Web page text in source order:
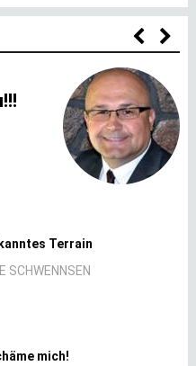
Terrain
SCHWENNSEN
mich!